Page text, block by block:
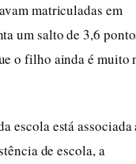
matriculadas em
um salto de 3,6
o filho ainda é muito
escola está associada
de escola, a